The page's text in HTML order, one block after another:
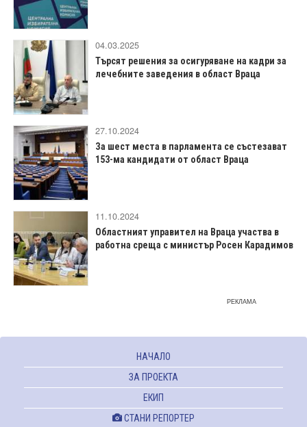
04.03.2025
Търсят решения за осигуряване на кадри за
лечебните заведения в област Враца
27.10.2024
За шест места в парламента се състезават
153-ма кандидати от област Враца
11.10.2024
Областният управител на Враца участва в
работна среща с министър Росен Карадимов
РЕКЛАМА
НАЧАЛО
ЗА ПРОЕКТА
ЕКИП
СТАНИ РЕПОРТЕР